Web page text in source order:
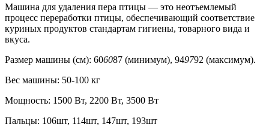
Машина для удаления пера птицы — это неотъемлемый
процесс переработки птицы, обеспечивающий соответствие
куриных продуктов стандартам гигиены, товарного вида и
вкуса.
Размер машины (см): 606087 (минимум), 949792 (максимум).
Вес машины: 50-100 кг
Мощность: 1500 Вт, 2200 Вт, 3500 Вт
Пальцы: 106шт, 114шт, 147шт, 193шт